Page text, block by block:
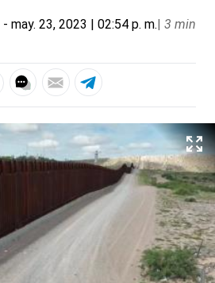
- may. 23, 2023 | 02:54 p. m.| 3 min